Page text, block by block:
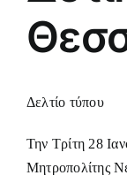
Δελτίο τύπου
Την Τρίτη 28
Μητροπολίτης